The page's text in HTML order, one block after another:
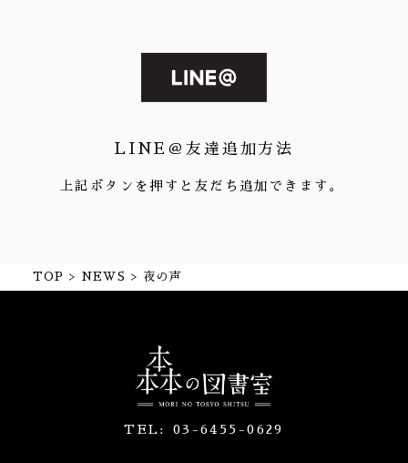
LINE＠友達追加方法
上記ボタンを押すと友だち追加できます。
TOP NEWS 夜の声
TEL: 03-6455-0629